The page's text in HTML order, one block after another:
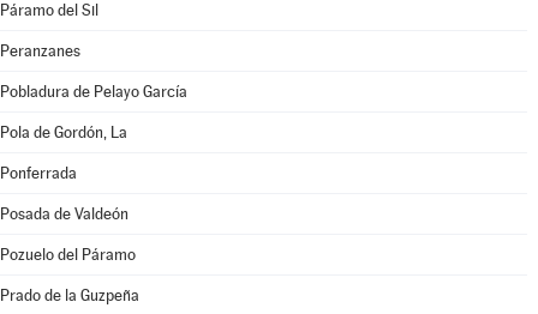
Páramo del Sil
Peranzanes
Pobladura de Pelayo García
Pola de Gordón, La
Ponferrada
Posada de Valdeón
Pozuelo del Páramo
Prado de la Guzpeña